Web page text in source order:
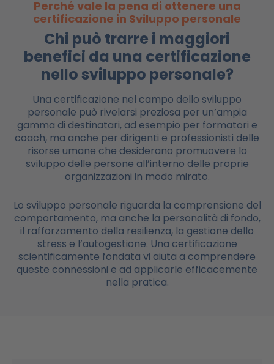
Perché vale la pena di ottenere una
certificazione in Sviluppo personale
Chi può trarre i maggiori
benefici da una certificazione
nello sviluppo personale?
Una certificazione nel campo dello sviluppo
personale può rivelarsi preziosa per un’ampia
gamma di destinatari, ad esempio per formatori e
coach, ma anche per dirigenti e professionisti delle
risorse umane che desiderano promuovere lo
sviluppo delle persone all’interno delle proprie
organizzazioni in modo mirato.
Lo sviluppo personale riguarda la comprensione del
comportamento, ma anche la personalità di fondo,
il rafforzamento della resilienza, la gestione dello
stress e l’autogestione. Una certificazione
scientificamente fondata vi aiuta a comprendere
queste connessioni e ad applicarle efficacemente
nella pratica.